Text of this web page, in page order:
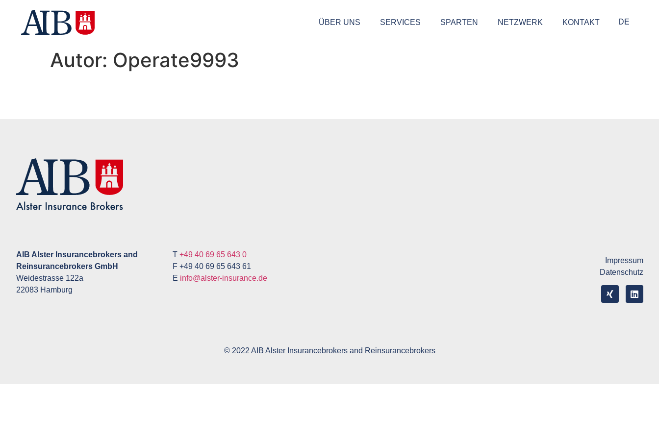
ÜBER UNS SERVICES SPARTEN NETZWERK KONTAKT DE
Autor: Operate9993
AIB Alster Insurancebrokers and
Reinsurancebrokers GmbH
Weidestrasse 122a
22083 Hamburg
T+49 40 69 65 643 0
F +49 40 69 65 643 61
E info@alster-insurance.de
Impressum
Datenschutz
© 2022 AIB Alster Insurancebrokers and Reinsurancebrokers